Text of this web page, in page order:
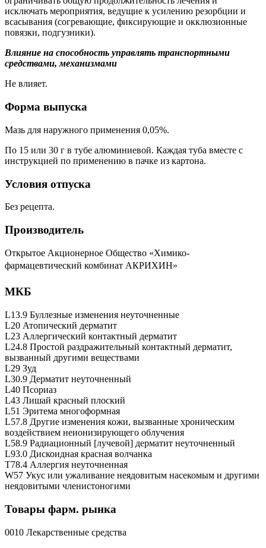
исключать мероприятия, ведущие к усилению резорбции и
всасывания (согревающие, фиксирующие и окклюзионные
повязки, подгузники).
Влияние на способность управлять транспортными
средствами, механизмами
Не влияет.
Форма выпуска
Мазь для наружного применения 0,05%.
По 15 или 30 г в тубе алюминиевой. Каждая туба вместе с
инструкцией по применению в пачке из картона.
Условия отпуска
Без рецепта.
Производитель
Открытое Акционерное Общество «Химико-
фармацевтический комбинат АКРИХИН»
МКБ
L13.9 Буллезные изменения неуточненные
L20 Атопический дерматит
L23 Аллергический контактный дерматит
L24.8 Простой раздражительный контактный дерматит,
вызванный другими веществами
L29 Зуд
L30.9 Дерматит неуточненный
L40 Псориаз
L43 Лишай красный плоский
L51 Эритема многоформная
L57.8 Другие изменения кожи, вызванные хроническим
воздействием неионизирующего облучения
L58.9 Радиационный [лучевой] дерматит неуточненный
L93.0 Дискоидная красная волчанка
T78.4 Аллергия неуточненная
W57 Укус или ужаливание неядовитым насекомым и другими
неядовитыми членистоногими
Товары фарм. рынка
0010 Лекарственные средства